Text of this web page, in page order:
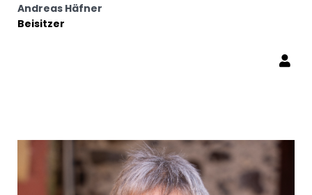
Andreas Häfner
Beisitzer